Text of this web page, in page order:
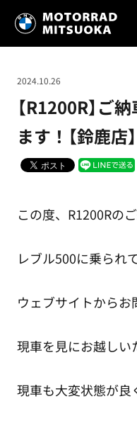
【R1200R】ご
ます！【鈴鹿店】
2024.10.26
この度、R1200Rの
レブル500に乗られ
ウェブサイトから
現車を見にお越しい
現車も大変状態が良